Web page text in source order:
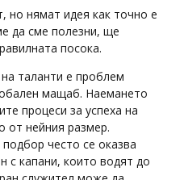
но нямат идея как точно е
да сме полезни, ще
посока.
таланти е проблем
мащаб. Наемането
процеси за успеха на
от нейния размер.
често се оказва
с капани, които водят до